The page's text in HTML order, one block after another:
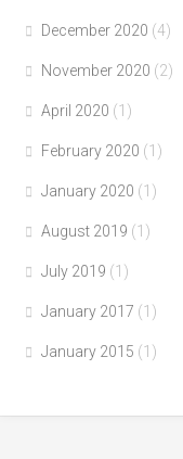
December 2020 (4)
November 2020 (2)
April 2020 (1)
February 2020 (1)
January 2020 (1)
August 2019 (1)
July 2019 (1)
January 2017 (1)
January 2015 (1)